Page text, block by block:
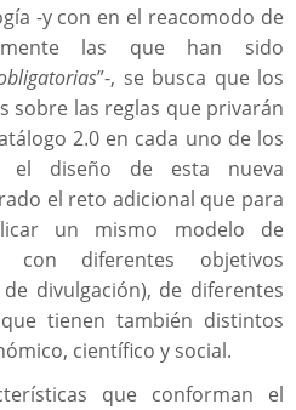
-y con en el reacomodo de
las que han sido
”-, se busca que los
sobre las reglas que privarán
2.0 en cada uno de los
el diseño de esta nueva
el reto adicional que para
un mismo modelo de
con diferentes objetivos
divulgación), de diferentes
tienen también distintos
científico y social.
que conforman el